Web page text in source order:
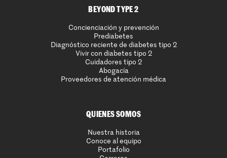
BEYOND TYPE 2
Concienciación y prevención
Prediabetes
Diagnóstico reciente de diabetes tipo 2
Vivir con diabetes tipo 2
Cuidadores tipo 2
Abogacía
Proveedores de atención médica
QUIENES SOMOS
Nuestra historia
Conoce al equipo
Portafolio